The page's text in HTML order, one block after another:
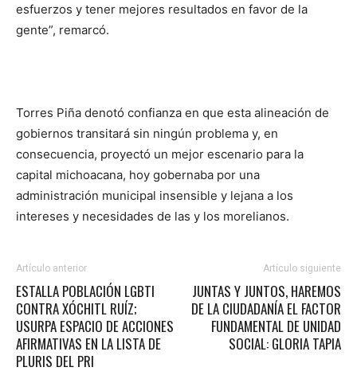
esfuerzos y tener mejores resultados en favor de la
gente”, remarcó.
Torres Piña denotó confianza en que esta alineación de
gobiernos transitará sin ningún problema y, en
consecuencia, proyectó un mejor escenario para la
capital michoacana, hoy gobernaba por una
administración municipal insensible y lejana a los
intereses y necesidades de las y los morelianos.
Artículo anterior
ESTALLA POBLACIÓN LGBTI
CONTRA XÓCHITL RUÍZ;
USURPA ESPACIO DE ACCIONES
AFIRMATIVAS EN LA LISTA DE
PLURIS DEL PRI
Artículo siguiente
JUNTAS Y JUNTOS, HAREMOS
DE LA CIUDADANÍA EL FACTOR
FUNDAMENTAL DE UNIDAD
SOCIAL: GLORIA TAPIA